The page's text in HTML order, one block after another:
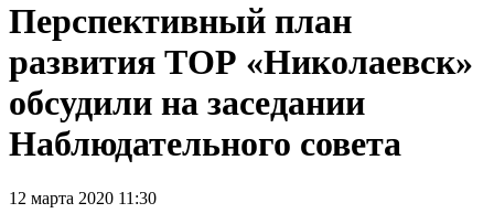
Перспективный план
развития ТОР «Николаевск»
обсудили на заседании
Наблюдательного совета
12 марта 2020 11:30